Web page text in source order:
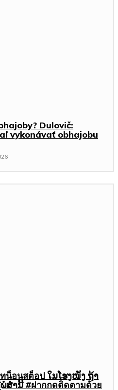
Dulovič:
vykonávať obhajobu
น็อนสต็อป ໃນໂຮງໜັງ ຖ້າ
ສໍ່ານີ້ #ฝากกดติดตามด้วย